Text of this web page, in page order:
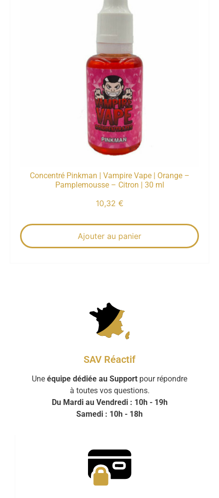
Concentré Pinkman | Vampire Vape | Orange –
Pamplemousse – Citron | 30 ml
10,32 €
Ajouter au panier
SAV Réactif
Une équipe dédiée au Support pour répondre
à toutes vos questions.
Du Mardi au Vendredi : 10h - 19h
Samedi : 10h - 18h